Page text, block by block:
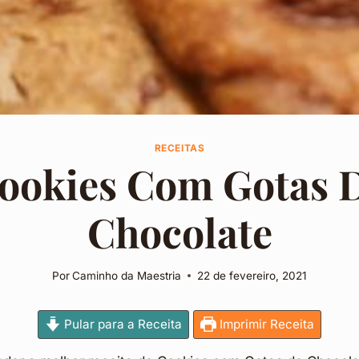
RECEITAS
Com Gotas
Chocolate
PorCaminho da Maestria 22 de fevereiro, 2021
Pular para a Receita Imprimir Receita